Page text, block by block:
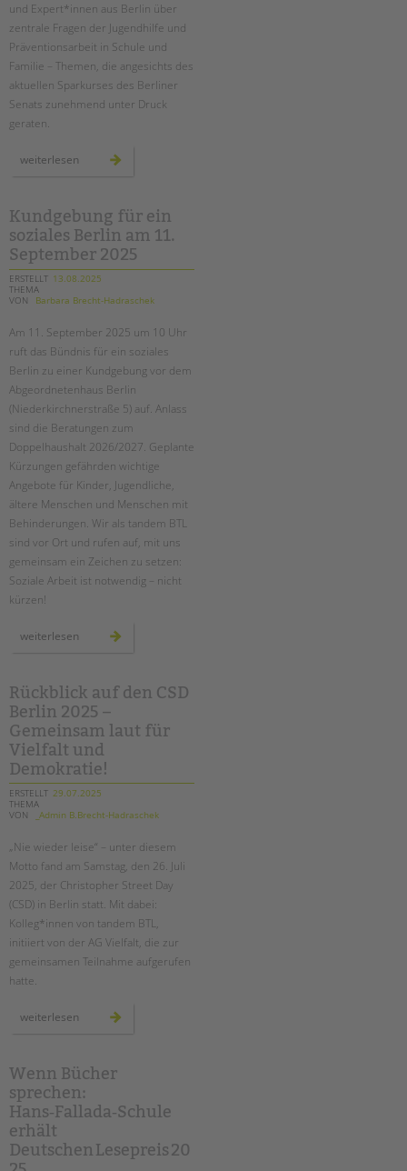
und Expert*innen aus Berlin über
zentrale Fragen der Jugendhilfe und
Präventionsarbeit in Schule und
Familie – Themen, die angesichts des
aktuellen Sparkurses des Berliner
Senats zunehmend unter Druck
geraten.
weiterlesen
familie“
im
city
kino
wedding
Kundgebung für ein
soziales Berlin am 11.
September 2025
ERSTELLT 13.08.2025
THEMA
VON
Barbara Brecht-Hadraschek
Am 11. September 2025 um 10 Uhr
ruft das Bündnis für ein soziales
Berlin zu einer Kundgebung vor dem
Abgeordnetenhaus Berlin
(Niederkirchnerstraße 5) auf. Anlass
sind die Beratungen zum
Doppelhaushalt 2026/2027. Geplante
Kürzungen gefährden wichtige
Angebote für Kinder, Jugendliche,
ältere Menschen und Menschen mit
Behinderungen. Wir als tandem BTL
sind vor Ort und rufen auf, mit uns
gemeinsam ein Zeichen zu setzen:
Soziale Arbeit ist notwendig – nicht
kürzen!
weiterlesen kundgebung
am
11.
september
2025
Rückblick auf den CSD
Berlin 2025 –
Gemeinsam laut für
Vielfalt und
Demokratie!
ERSTELLT 29.07.2025
THEMA
VON
_Admin B.Brecht-Hadraschek
„Nie wieder leise“ – unter diesem
Motto fand am Samstag, den 26. Juli
2025, der Christopher Street Day
(CSD) in Berlin statt. Mit dabei:
Kolleg*innen von tandem BTL,
initiiert von der AG Vielfalt, die zur
gemeinsamen Teilnahme aufgerufen
hatte.
weiterlesen rückblick
2025
–
gemeinsam
laut
für
demokratie!
Wenn Bücher
sprechen:
Hans‑Fallada‑Schule
erhält
Deutschen Lesepreis 20